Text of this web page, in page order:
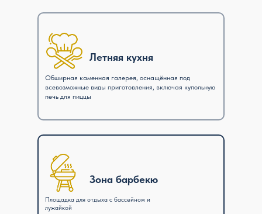
Зона барбекю
Площадка для отдыха с бассейном и
лужайкой
Летняя кухня
Обширная каменная галерея, оснащённая под
всевозможные виды приготовления, включая купольную
печь для пиццы